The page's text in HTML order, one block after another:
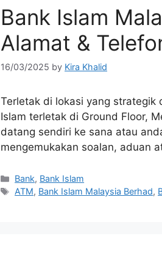
Bank Islam
Alamat &
16/03/2025 by Kira Khalid
Terletak di lokasi yang strategik
Islam terletak di Ground Floor,
datang sendiri ke sana atau
mengemukakan soalan, aduan
Categories
Bank, Bank Islam
Tags
ATM, Bank Islam Malaysia Berhad,